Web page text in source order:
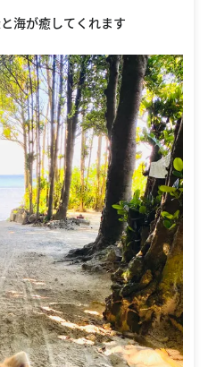
海が癒してくれます